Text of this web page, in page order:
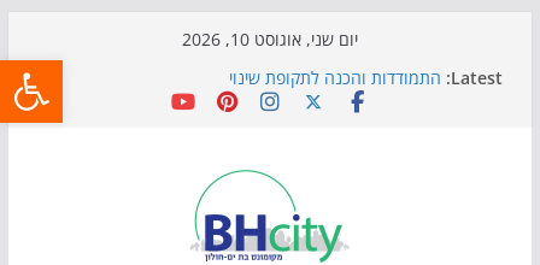
יום שני, אוגוסט 10, 2026
Latest: התמודדות והכנה לתקופת שינוי
אי ההרפתקאות ממשיך לכבוש את הגינות: מאות משפחות
כדורגל באווירה מיוחדת: הקרנת גמר המונדיאל בטרמינל
הקיץ של בני הנוער בבת־ים: חוף הריביירה הופך למרחב
בטוח בשעות הערב